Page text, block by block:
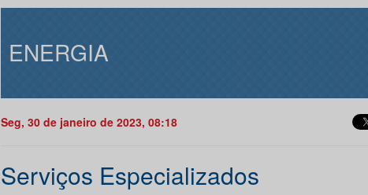
ENERGIA
Seg, 30 de janeiro de 2023, 08:18
Serviços Especializados